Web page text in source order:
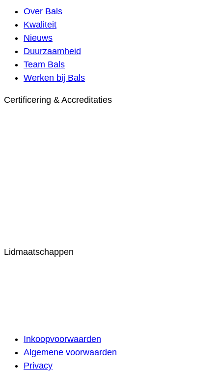
Over Bals
Kwaliteit
Nieuws
Duurzaamheid
Team Bals
Werken bij Bals
Certificering & Accreditaties
Lidmaatschappen
Inkoopvoorwaarden
Algemene voorwaarden
Privacy